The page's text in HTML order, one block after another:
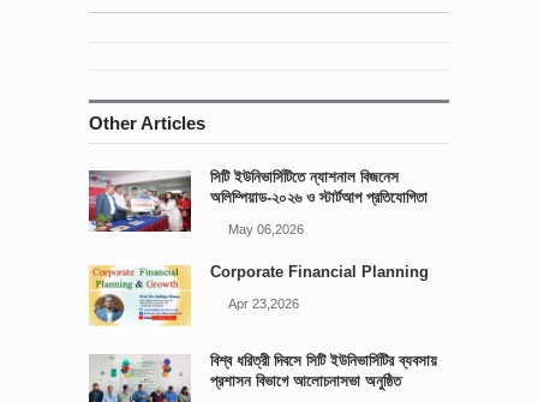
Other Articles
সিটি ইউনিভার্সিটিতে ন্যাশনাল বিজনেস
অলিম্পিয়াড-২০২৬ ও স্টার্টআপ প্রতিযোগিতা
May 06,2026
Corporate Financial Planning
Apr 23,2026
বিশ্ব ধরিত্রী দিবসে সিটি ইউনিভার্সিটির ব্যবসায়
প্রশাসন বিভাগে আলোচনাসভা অনুষ্ঠিত